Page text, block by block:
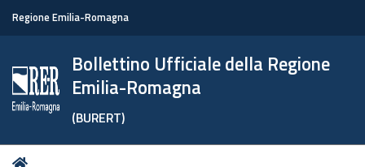
Regione Emilia-Romagna
Bollettino Ufficiale della Regione
Emilia-Romagna
(BURERT)
Tu